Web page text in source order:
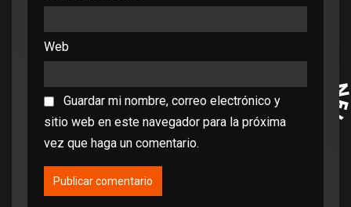
Web
Guardar mi nombre, correo electrónico y
sitio web en este navegador para la próxima
vez que haga un comentario.